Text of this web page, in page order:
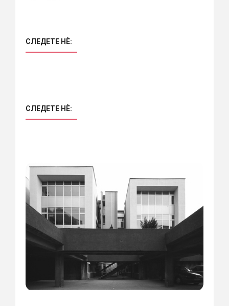
СЛЕДЕТЕ НÈ:
СЛЕДЕТЕ НÈ: